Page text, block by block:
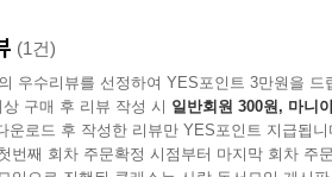
(1건)
우수리뷰를 선정하여 YES포인트 3만원을 드
구매 후 리뷰 작성 시 일반회원 300원, 마니
운로드 후 작성한 리뷰만 YES포인트 지급됩니
번째 회차 주문확정 시점부터 마지막 회차 주